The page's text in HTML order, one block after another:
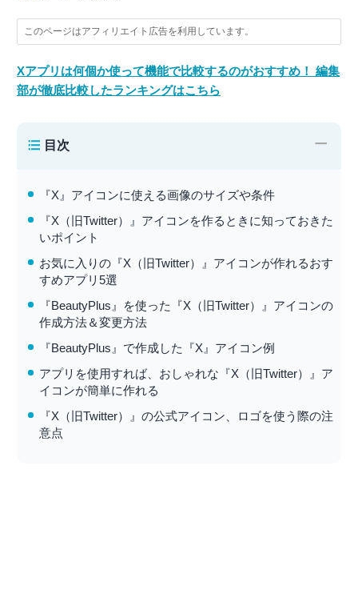
このページはアフィリエイト広告を利用しています。
Xアプリは何個か使って機能で比較するのがおすすめ！ 編集
部が徹底比較したランキングはこちら
目次 −
『X』アイコンに使える画像のサイズや条件
『X（旧Twitter）』アイコンを作るときに知っておきた
いポイント
お気に入りの『X（旧Twitter）』アイコンが作れるおす
すめアプリ5選
『BeautyPlus』を使った『X（旧Twitter）』アイコンの
作成方法＆変更方法
『BeautyPlus』で作成した『X』アイコン例
アプリを使用すれば、おしゃれな『X（旧Twitter）』ア
イコンが簡単に作れる
『X（旧Twitter）』の公式アイコン、ロゴを使う際の注
意点